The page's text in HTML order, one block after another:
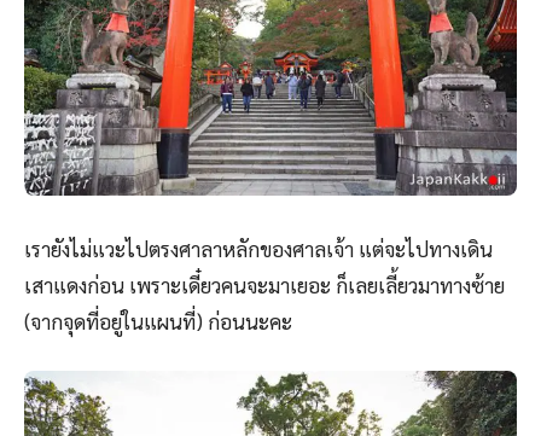
เรายังไม่แวะไปตรงศาลาหลักของศาลเจ้า แต่จะไปทางเดิน
เสาแดงก่อน เพราะเดี๋ยวคนจะมาเยอะ ก็เลยเลี้ยวมาทางซ้าย
(จากจุดที่อยู่ในแผนที่) ก่อนนะคะ